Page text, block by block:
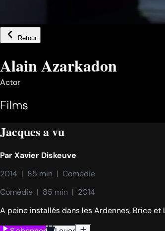
Retour
Alain Azarkadon
Actor
Films
Jacques a vu
ParXavier Diskeuve
2014  |  85 min  |  Comédie
Comédie  |  85 min  |  2014
A peine installés dans les Ardennes, Brice et